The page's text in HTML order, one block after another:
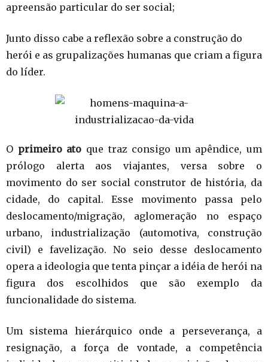
apreensão particular do ser social;
Junto disso cabe a reflexão sobre a construção do
herói e as grupalizações humanas que criam a figura
do líder.
O primeiro ato que traz consigo um apêndice, um
prólogo alerta aos viajantes, versa sobre o
movimento do ser social construtor de história, da
cidade, do capital. Esse movimento passa pelo
deslocamento/migração, aglomeração no espaço
urbano, industrialização (automotiva, construção
civil) e favelização. No seio desse deslocamento
opera a ideologia que tenta pinçar a idéia de herói na
figura dos escolhidos que são exemplo da
funcionalidade do sistema.
Um sistema hierárquico onde a perseverança, a
resignação, a força de vontade, a competência